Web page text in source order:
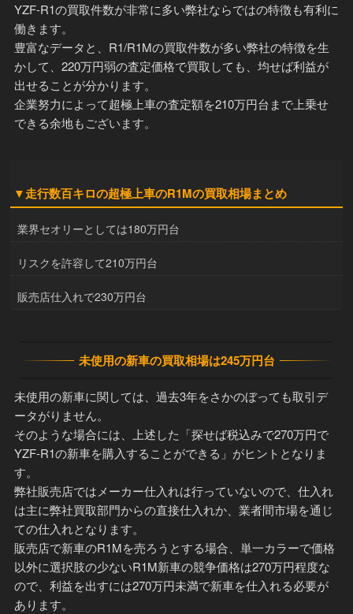
YZF-R1の買取件数が非常に多い弊社ならではの特徴も有利に
働きます。
豊富なデータと、R1/R1Mの買取件数が多い弊社の特徴を生
かして、220万円弱の査定価格で買取しても、均せば利益が
出せることが分かります。
企業努力によって超極上車の査定額を210万円台まで上乗せ
できる余地もございます。
▼走行数百キロの超極上車のR1Mの買取相場まとめ
業界セオリーとしては180万円台
リスクを許容して210万円台
販売店仕入れで230万円台
未使用の新車の買取相場は245万円台
未使用の新車に関しては、過去3年をさかのぼっても取引デ
ータがりません。
そのような場合には、上述した「探せば税込みで270万円で
YZF-R1の新車を購入することができる」がヒントとなりま
す。
弊社販売店ではメーカー仕入れは行っていないので、仕入れ
は主に弊社買取部門からの直接仕入れか、業者間市場を通じ
ての仕入れとなります。
販売店で新車のR1Mを売ろうとする場合、単一カラーで価格
以外に選択肢の少ないR1M新車の競争価格は270万円程度な
ので、利益を出すには270万円未満で新車を仕入れる必要が
あります。